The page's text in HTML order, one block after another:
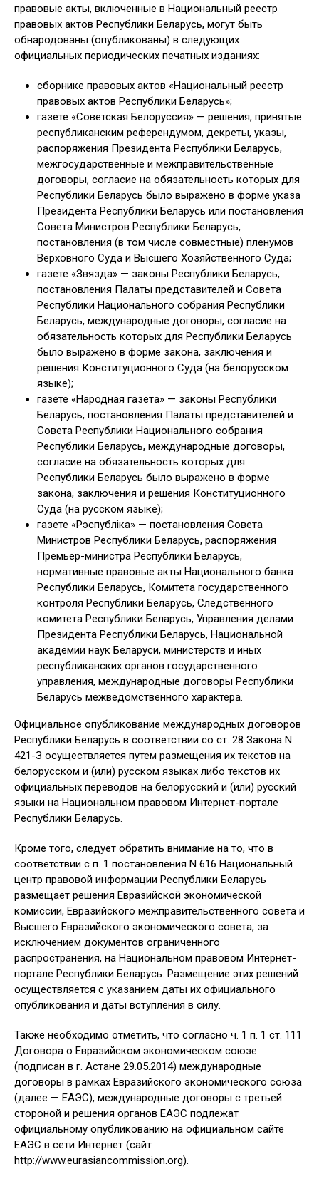
правовые акты, включенные в Национальный реестр
правовых актов Республики Беларусь, могут быть
обнародованы (опубликованы) в следующих
официальных периодических печатных изданиях:
сборнике правовых актов «Национальный реестр
правовых актов Республики Беларусь»;
газете «Советская Белоруссия» — решения, принятые
республиканским референдумом, декреты, указы,
распоряжения Президента Республики Беларусь,
межгосударственные и межправительственные
договоры, согласие на обязательность которых для
Республики Беларусь было выражено в форме указа
Президента Республики Беларусь или постановления
Совета Министров Республики Беларусь,
постановления (в том числе совместные) пленумов
Верховного Суда и Высшего Хозяйственного Суда;
газете «Звязда» — законы Республики Беларусь,
постановления Палаты представителей и Совета
Республики Национального собрания Республики
Беларусь, международные договоры, согласие на
обязательность которых для Республики Беларусь
было выражено в форме закона, заключения и
решения Конституционного Суда (на белорусском
языке);
газете «Народная газета» — законы Республики
Беларусь, постановления Палаты представителей и
Совета Республики Национального собрания
Республики Беларусь, международные договоры,
согласие на обязательность которых для
Республики Беларусь было выражено в форме
закона, заключения и решения Конституционного
Суда (на русском языке);
газете «Рэспублiка» — постановления Совета
Министров Республики Беларусь, распоряжения
Премьер-министра Республики Беларусь,
нормативные правовые акты Национального банка
Республики Беларусь, Комитета государственного
контроля Республики Беларусь, Следственного
комитета Республики Беларусь, Управления делами
Президента Республики Беларусь, Национальной
академии наук Беларуси, министерств и иных
республиканских органов государственного
управления, международные договоры Республики
Беларусь межведомственного характера.
Официальное опубликование международных договоров
Республики Беларусь в соответствии со ст. 28 Закона N
421-З осуществляется путем размещения их текстов на
белорусском и (или) русском языках либо текстов их
официальных переводов на белорусский и (или) русский
языки на Национальном правовом Интернет-портале
Республики Беларусь.
Кроме того, следует обратить внимание на то, что в
соответствии с п. 1 постановления N 616 Национальный
центр правовой информации Республики Беларусь
размещает решения Евразийской экономической
комиссии, Евразийского межправительственного совета и
Высшего Евразийского экономического совета, за
исключением документов ограниченного
распространения, на Национальном правовом Интернет-
портале Республики Беларусь. Размещение этих решений
осуществляется с указанием даты их официального
опубликования и даты вступления в силу.
Также необходимо отметить, что согласно ч. 1 п. 1 ст. 111
Договора о Евразийском экономическом союзе
(подписан в г. Астане 29.05.2014) международные
договоры в рамках Евразийского экономического союза
(далее — ЕАЭС), международные договоры с третьей
стороной и решения органов ЕАЭС подлежат
официальному опубликованию на официальном сайте
ЕАЭС в сети Интернет (сайт
http://www.eurasiancommission.org).